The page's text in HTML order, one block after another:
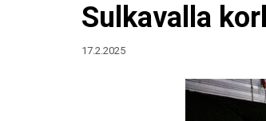
Sulkavalla
17.2.2025